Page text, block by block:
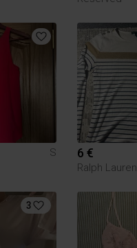
S 6 €
Ralph Lauren
3